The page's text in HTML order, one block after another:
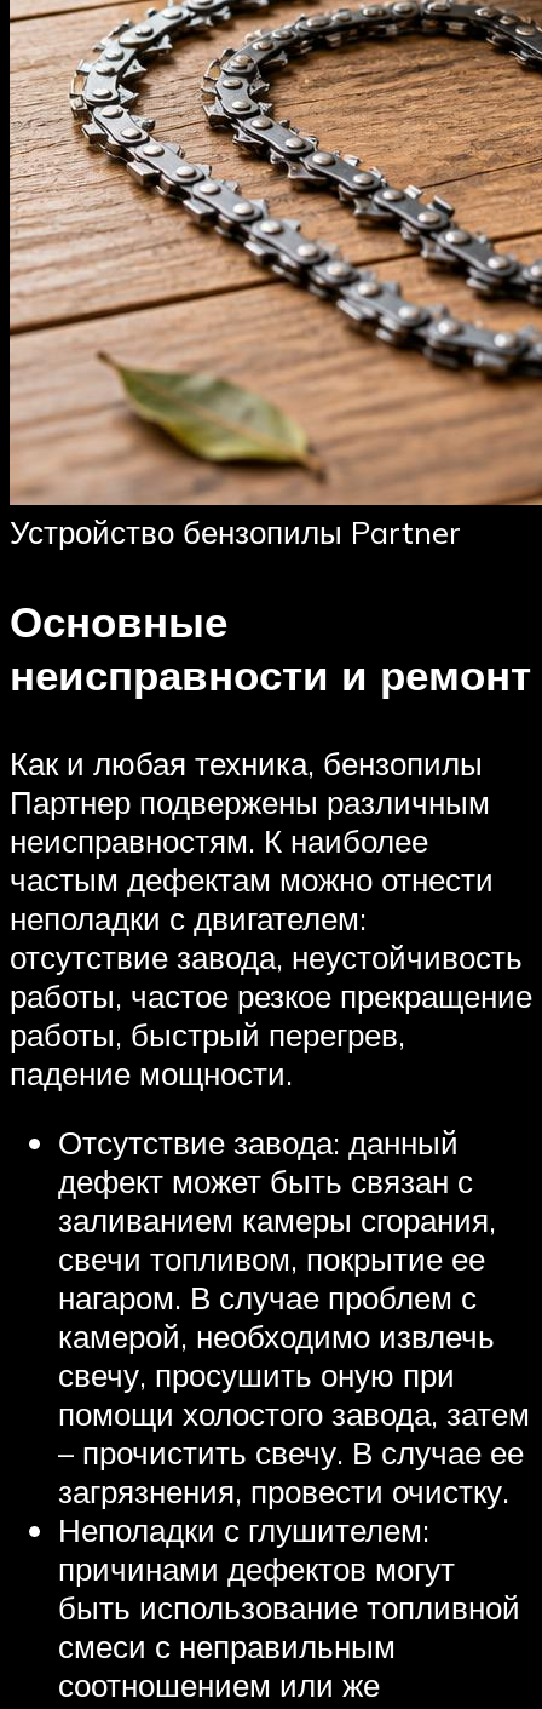
Устройство бензопилы Partner
Основные
неисправности и ремонт
Как и любая техника, бензопилы
Партнер подвержены различным
неисправностям. К наиболее
частым дефектам можно отнести
неполадки с двигателем:
отсутствие завода, неустойчивость
работы, частое резкое прекращение
работы, быстрый перегрев,
падение мощности.
Отсутствие завода: данный
дефект может быть связан с
заливанием камеры сгорания,
свечи топливом, покрытие ее
нагаром. В случае проблем с
камерой, необходимо извлечь
свечу, просушить оную при
помощи холостого завода, затем
– прочистить свечу. В случае ее
загрязнения, провести очистку.
Неполадки с глушителем:
причинами дефектов могут
быть использование топливной
смеси с неправильным
соотношением или же